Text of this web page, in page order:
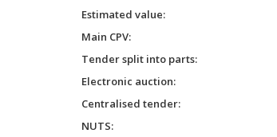
Estimated value
Main CPV
Tender split into parts
Electronic auction
Centralised tender
NUTS